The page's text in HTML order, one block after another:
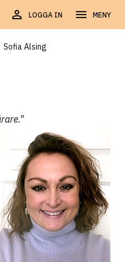
LOGGA IN MENY
Sofia Alsing